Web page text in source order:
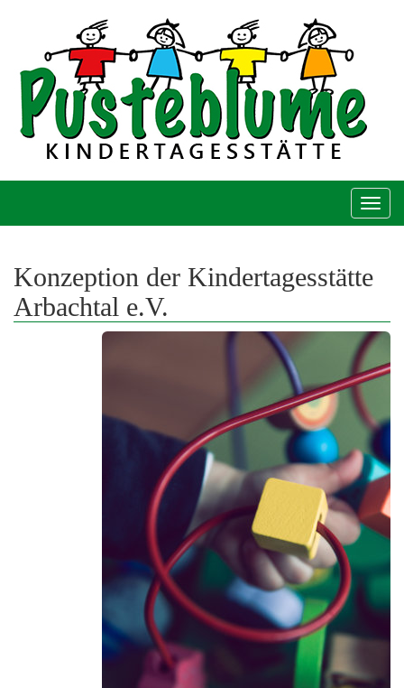
Konzeption der Kindertagesstätte
Arbachtal e.V.